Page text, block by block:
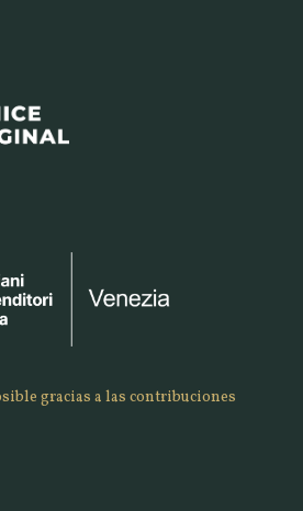
gracias a las contribuciones